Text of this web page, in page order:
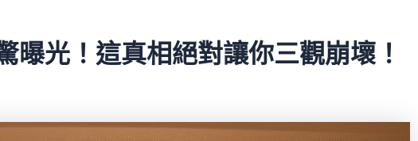
曝光！這真相絕對讓你三觀崩壞！